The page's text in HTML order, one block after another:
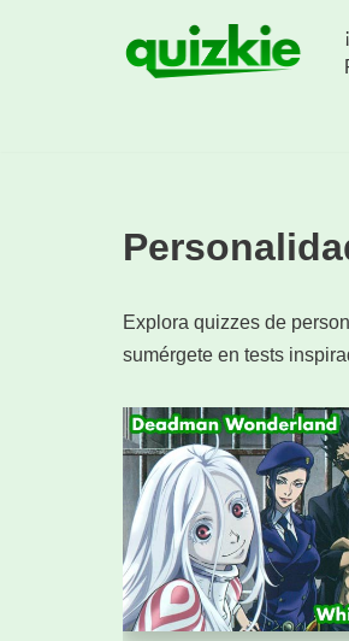
Explora quizzes de
sumérgete en tests